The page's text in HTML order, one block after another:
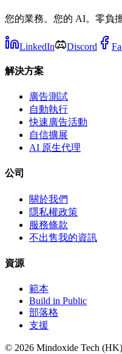
您的業務。您的 AI。零負擔
LinkedIn Discord
解決方案
廣告測試
自動執行
快速廣告活動
自信擴展
AI 原生代理
公司
關於我們
隱私權政策
服務條款
不出售我的資訊
資源
範本
Build in Public
部落格
支援
© 2026 Mindoxide Tech